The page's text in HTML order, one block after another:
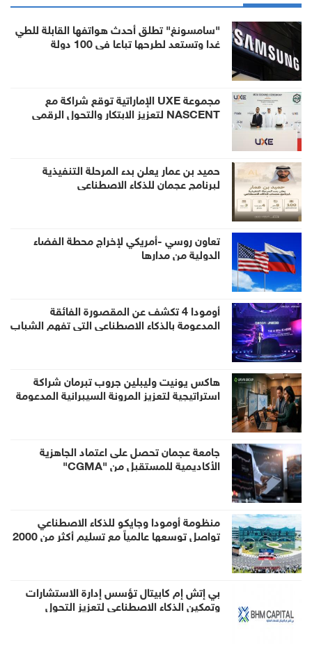
"سامسونغ" تطلق أحدث هواتفها القابلة للطي
غدا وتستعد لطرحها تباعا في 100 دولة
مجموعة UXE الإماراتية توقع شراكة مع
NASCENT لتعزيز الابتكار والتحول الرقمي
حميد بن عمار يعلن بدء المرحلة التنفيذية
لبرنامج عجمان للذكاء الاصطناعي
تعاون روسي -أمريكي لإخراج محطة الفضاء
الدولية من مدارها
أومودا 4 تكشف عن المقصورة الفائقة
المدعومة بالذكاء الاصطناعي التي تفهم الشباب
حول العالم قبيل إطلاقها في الإمارات
هاكس يونيت وليبلين جروب تبرمان شراكة
استراتيجية لتعزيز المرونة السيبرانية المدعومة
بالذكاء الاصطناعي في منطقة الخليج
جامعة عجمان تحصل على اعتماد الجاهزية
الأكاديمية للمستقبل من "CGMA"
منظومة أومودا وجايكو للذكاء الاصطناعي
تواصل توسعها عالمياً مع تسليم أكثر من 2000
روبوت AiMOGA إلى الأسواق الخارجية
بي إتش إم كابيتال تؤسس إدارة الاستشارات
وتمكين الذكاء الاصطناعي لتعزيز التحول
المؤسسي المدعوم بالذكاء الاصطناعي